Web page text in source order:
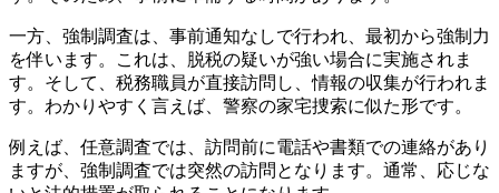
一方、強制調査は、事前通知なしで行われ、最初から強制力
を伴います。これは、脱税の疑いが強い場合に実施されま
す。そして、税務職員が直接訪問し、情報の収集が行われま
す。わかりやすく言えば、警察の家宅捜索に似た形です。
例えば、任意調査では、訪問前に電話や書類での連絡があり
ますが、強制調査では突然の訪問となります。通常、応じな